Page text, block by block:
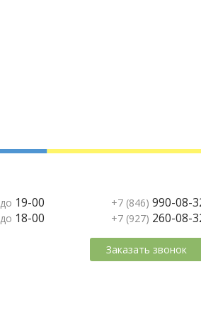
до 19-00
до 18-00
+7 (846) 990-08-
+7 (927) 260-08-
Заказать звонок